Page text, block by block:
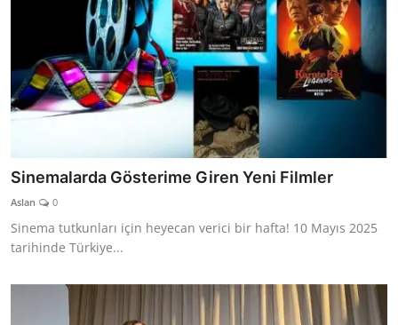
Sinemalarda Gösterime Giren Yeni Filmler
Aslan 0
Sinema tutkunları için heyecan verici bir hafta! 10 Mayıs 2025
tarihinde Türkiye...